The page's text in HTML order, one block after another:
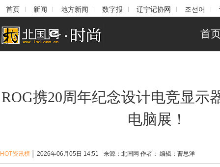
首页 新闻 地方新闻 数字报 辽宁记协网 조선어
首
ROG携20周年纪念设计电竞显示
电脑展！
HOT资讯榜 2026年06月05日 14:51 来源： 北国网 作者： 编辑： 曹思洋